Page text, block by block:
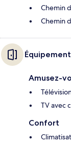
Chemin
Chemin
Amusez-
TV avec
Confort